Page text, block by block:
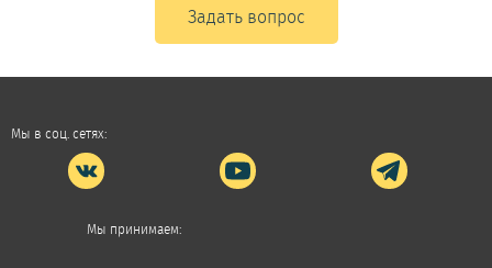
Задать вопрос
Мы в соц. сетях:
Мы принимаем: